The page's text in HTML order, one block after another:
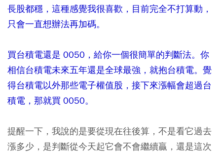
長股都穩，這種感覺我很喜歡，目前完全不打算動，
只會一直想辦法再加碼。
買台積電還是 0050，給你一個很簡單的判斷法。你
相信台積電未來五年還是全球最強，就抱台積電。覺
得台積電以外那些電子權值股，接下來漲幅會超過台
積電，那就買 0050。
提醒一下，我說的是要從現在往後算，不是看它過去
漲多少，是判斷從今天起它會不會繼續贏，還是這次